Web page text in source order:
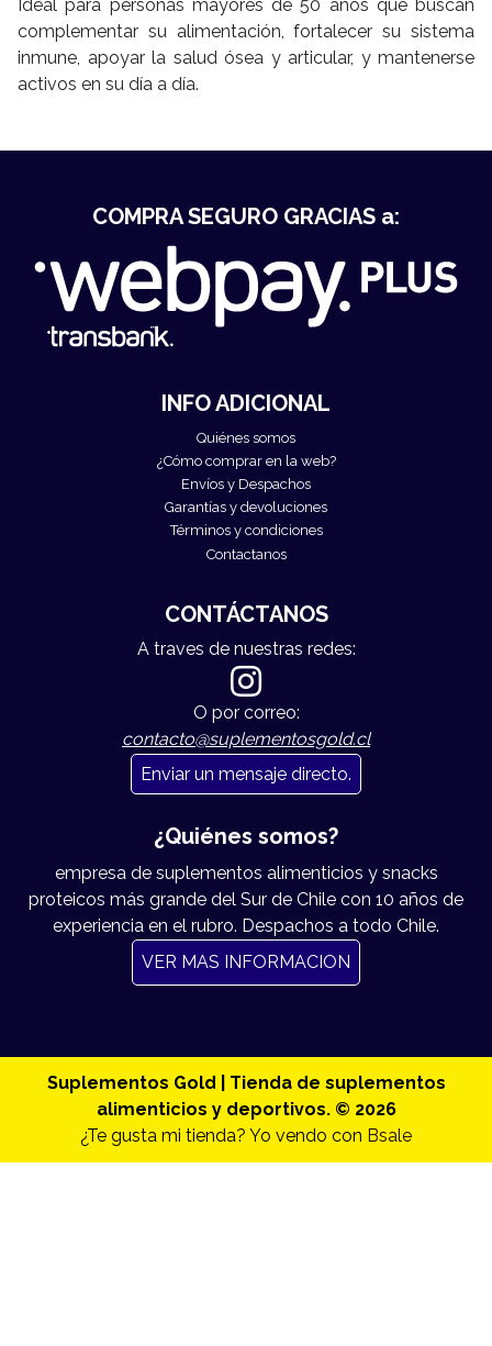
Ideal para personas mayores de 50 años que buscan
complementar su alimentación, fortalecer su sistema
inmune, apoyar la salud ósea y articular, y mantenerse
activos en su día a día.
INFO ADICIONAL
Quiénes somos
¿Cómo comprar en la web?
Envíos y Despachos
Garantías y devoluciones
Términos y condiciones
Contactanos
COMPRA SEGURO GRACIAS a:
CONTÁCTANOS
A traves de nuestras redes:
O por correo:
contacto@suplementosgold.cl
Enviar un mensaje directo.
¿Quiénes somos?
empresa de suplementos alimenticios y snacks
proteicos más grande del Sur de Chile con 10 años de
experiencia en el rubro. Despachos a todo Chile.
VER MAS INFORMACION
Suplementos Gold | Tienda de suplementos
alimenticios y deportivos. © 2026
¿Te gusta mi tienda? Yo vendo con Bsale